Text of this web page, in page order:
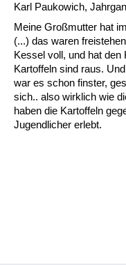
Karl Paukowich,
Meine Großmutter hat
(...) das waren
Kessel voll, und hat
Kartoffeln sind raus.
war es schon finster,
sich.. also wirklich wie
haben die Kartoffeln
Jugendlicher erlebt.